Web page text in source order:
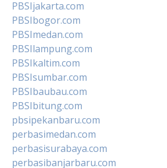
PBSIjakarta.com
PBSIbogor.com
PBSImedan.com
PBSIlampung.com
PBSIkaltim.com
PBSIsumbar.com
PBSIbaubau.com
PBSIbitung.com
pbsipekanbaru.com
perbasimedan.com
perbasisurabaya.com
perbasibanjarbaru.com